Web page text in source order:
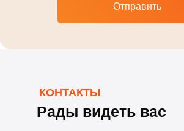
Отправить
Рады видеть вас
КОНТАКТЫ